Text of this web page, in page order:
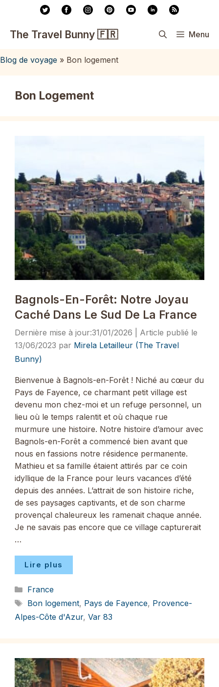
contenu
The Travel Bunny 🇫🇷 Menu
Blog de voyage » Bon logement
Bon Logement
Bagnols-En-Forêt: Notre Joyau
Caché Dans Le Sud De La France
31/01/2026
13/06/2023 par Mirela Letailleur (The Travel
Bunny)
Bienvenue à Bagnols-en-Forêt ! Niché au cœur du
Pays de Fayence, ce charmant petit village est
devenu mon chez-moi et un refuge personnel, un
lieu où le temps ralentit et où chaque rue
murmure une histoire. Notre histoire d’amour avec
Bagnols-en-Forêt a commencé bien avant que
nous en fassions notre résidence permanente.
Mathieu et sa famille étaient attirés par ce coin
idyllique de la France pour leurs vacances d’été
depuis des années. L’attrait de son histoire riche,
de ses paysages captivants, et de son charme
provençal chaleureux les ramenait chaque année.
Je ne savais pas encore que ce village capturerait
…
Lire plus
Catégories
France
Étiquettes
Bon logement, Pays de Fayence, Provence-
Alpes-Côte d'Azur, Var 83